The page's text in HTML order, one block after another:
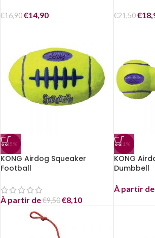
€16,90€14,90 €21,50 €
-15%
KONG Airdog Squeaker
Football
À partir de€9,50€8,10
-11%
KONG
Dumbbell
À partir